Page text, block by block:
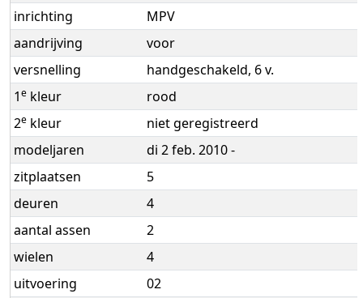
inrichting
MPV
aandrijving
voor
versnelling
handgeschakeld, 6 v.
1e kleur
rood
2e kleur
niet geregistreerd
modeljaren
di 2 feb. 2010 -
zitplaatsen
5
deuren
4
aantal assen
2
wielen
4
uitvoering
02